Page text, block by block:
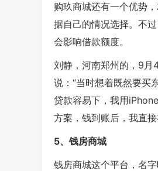
购玖商城还有一个优势
据自己的情况选择。不
会影响借款额度。
刘静，河南郑州的，9月
说：“当时想着既然要买
贷款容易下，我用
方案，钱到账后，我直
5、钱房商城
钱房商城这个平台，名